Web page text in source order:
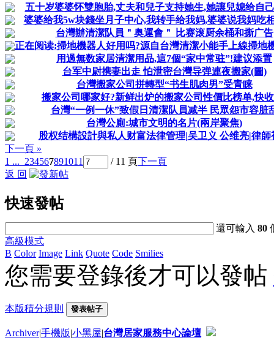
五十岁婆婆怀雙胞胎,丈夫和兒子支持她生,她讓兒媳给自
婆婆给我5w块錢坐月子中心,我转手给我妈,婆婆说我妈吃
台灣辦清潔队員＂奥運會＂ 比赛滚厨余桶和撕广告
正在阅读:掃地機器人好用吗?源自台灣清潔小能手上線掃地
用過無数家居清潔用品,這7個“家中常驻”!建议添置
台军中尉携妻出走 怕泄密台灣导弹連夜搬家(圖)
台灣搬家公司拼轉型“书生肌肉男”受青睐
搬家公司哪家好?新鲜出炉的搬家公司性價比榜单,快
台灣“一例一休”致假日清潔队員减半 民眾怨市容脏
台灣公廁:城市文明的名片(兩岸聚焦)
股权结構設計與私人财富法律管理|吴卫义 公维亮|律師
下一頁 »
1 ... 234567891011 / 11 頁下一頁
返 回
快速發帖
還可輸入80
高級模式
B Color Image Link Quote Code Smilies
您需要登錄後才可以發帖
本版積分規則 發表帖子
Archiver|手機版|小黑屋|台灣居家服務中心論壇